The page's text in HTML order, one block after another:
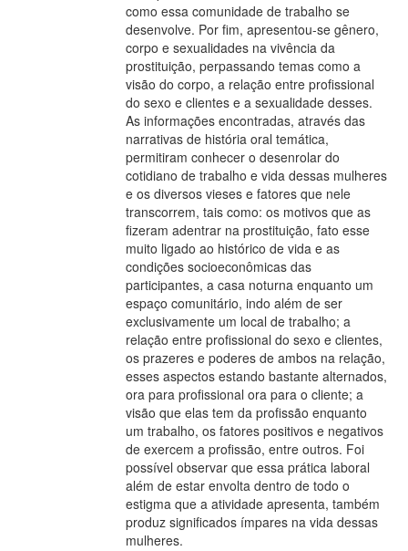
como essa comunidade de trabalho se
desenvolve. Por fim, apresentou-se gênero,
corpo e sexualidades na vivência da
prostituição, perpassando temas como a
visão do corpo, a relação entre profissional
do sexo e clientes e a sexualidade desses.
As informações encontradas, através das
narrativas de história oral temática,
permitiram conhecer o desenrolar do
cotidiano de trabalho e vida dessas mulheres
e os diversos vieses e fatores que nele
transcorrem, tais como: os motivos que as
fizeram adentrar na prostituição, fato esse
muito ligado ao histórico de vida e as
condições socioeconômicas das
participantes, a casa noturna enquanto um
espaço comunitário, indo além de ser
exclusivamente um local de trabalho; a
relação entre profissional do sexo e clientes,
os prazeres e poderes de ambos na relação,
esses aspectos estando bastante alternados,
ora para profissional ora para o cliente; a
visão que elas tem da profissão enquanto
um trabalho, os fatores positivos e negativos
de exercem a profissão, entre outros. Foi
possível observar que essa prática laboral
além de estar envolta dentro de todo o
estigma que a atividade apresenta, também
produz significados ímpares na vida dessas
mulheres.